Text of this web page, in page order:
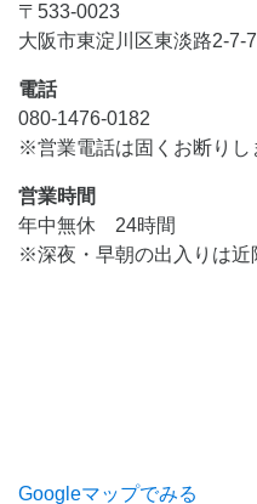
〒533-0023
大阪市東淀川区東淡路2-7-7
電話
080-1476-0182
※営業電話は固くお断りし
営業時間
年中無休 24時間
※深夜・早朝の出入りは近
Googleマップでみる